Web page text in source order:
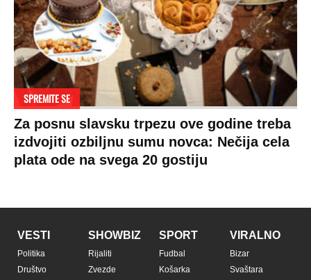
SPREMITE SE
Za posnu slavsku trpezu ove godine treba
izdvojiti ozbiljnu sumu novca: Nečija cela
plata ode na svega 20 gostiju
VESTI
Politika
Društvo
SHOWBIZ
Rijaliti
Zvezde
SPORT
Fudbal
Košarka
VIRALNO
Bizar
Svaštara